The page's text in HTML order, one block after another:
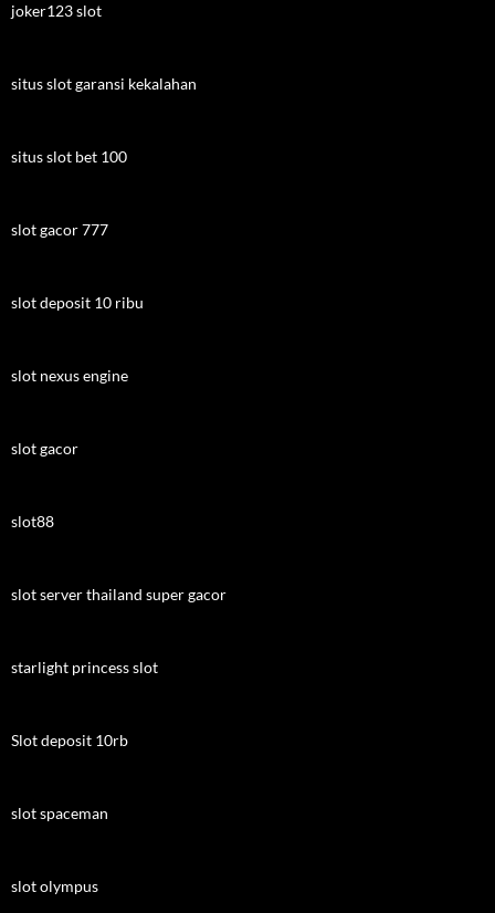
joker123 slot
situs slot garansi kekalahan
situs slot bet 100
slot gacor 777
slot deposit 10 ribu
slot nexus engine
slot gacor
slot88
slot server thailand super gacor
starlight princess slot
Slot deposit 10rb
slot spaceman
slot olympus